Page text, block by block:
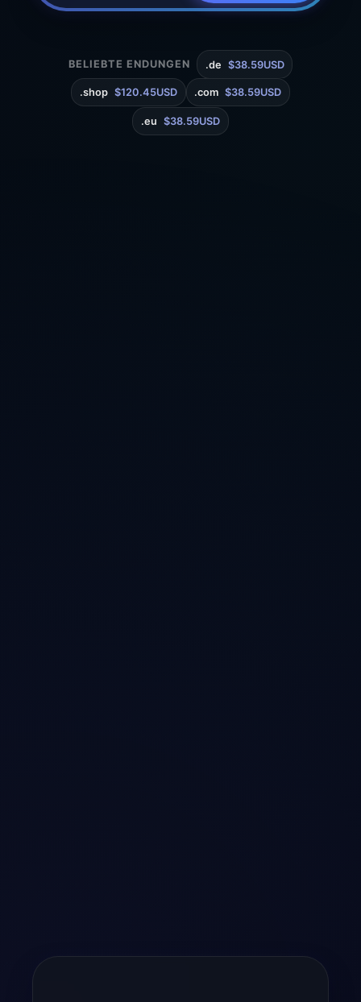
BELIEBTE ENDUNGEN .de $38.59USD
.shop $120.45USD .com $38.59USD
.eu $38.59USD